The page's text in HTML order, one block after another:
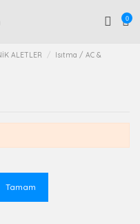
0
ALETLER
Isıtma / AC &
Tamam